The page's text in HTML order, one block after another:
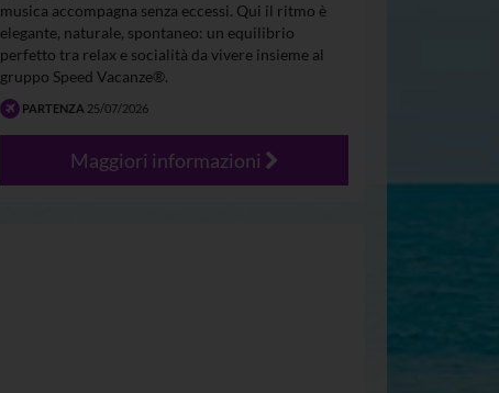
musica accompagna senza eccessi. Qui il ritmo è
elegante, naturale, spontaneo: un equilibrio
perfetto tra relax e socialità da vivere insieme al
gruppo Speed Vacanze®.
PARTENZA 25/07/2026
Maggiori informazioni